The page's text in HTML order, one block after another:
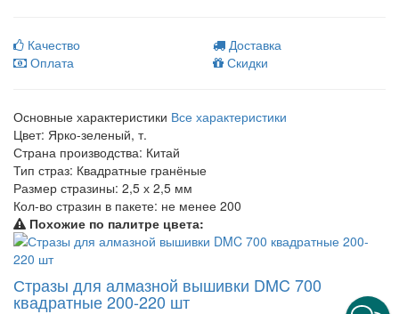
Качество
Доставка
Оплата
Скидки
Основные характеристики Все характеристики
Цвет: Ярко-зеленый, т.
Страна производства: Китай
Тип страз: Квадратные гранёные
Размер стразины: 2,5 х 2,5 мм
Кол-во стразин в пакете: не менее 200
Похожие по палитре цвета:
Стразы для алмазной вышивки DMC 700
квадратные 200-220 шт